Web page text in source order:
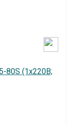
80S (1х220В;